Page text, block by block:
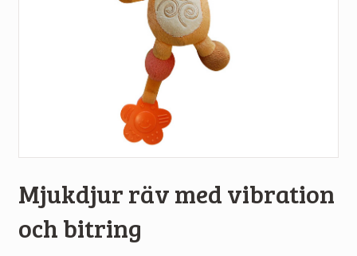
Mjukdjur räv med vibration
och bitring